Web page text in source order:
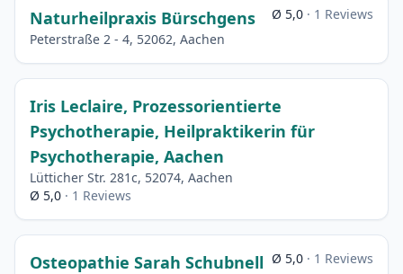
Naturheilpraxis Bürschgens
Peterstraße 2 - 4, 52062, Aachen
Ø 5,0 · 1 Reviews
Iris Leclaire, Prozessorientierte
Psychotherapie, Heilpraktikerin für
Psychotherapie, Aachen
Lütticher Str. 281c, 52074, Aachen
Ø 5,0 · 1 Reviews
Osteopathie Sarah Schubnell Ø 5,0 · 1 Reviews